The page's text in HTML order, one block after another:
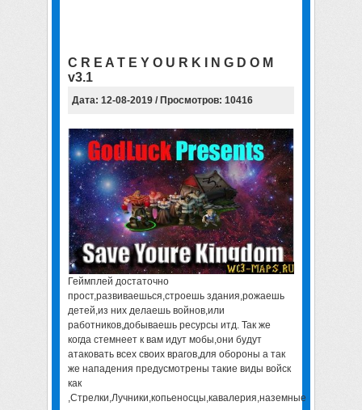
C R E A T E Y O U R K I N G D O M
v3.1
Дата: 12-08-2019 / Просмотров: 10416
Геймплей достаточно
прост,развиваешься,строешь здания,рожаешь
детей,из них делаешь войнов,или
работников,добываешь ресурсы итд. Так же
когда стемнеет к вам идут мобы,они будут
атаковать всех своих врагов,для обороны а так
же нападения предусмотрены такие виды войск
как
,Стрелки,Лучники,копьеносцы,кавалерия,наземные